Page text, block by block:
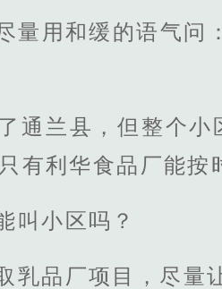
量用和缓的语气问
通兰县，但整个小
有利华食品厂能按
叫小区吗？
乳品厂项目，尽量